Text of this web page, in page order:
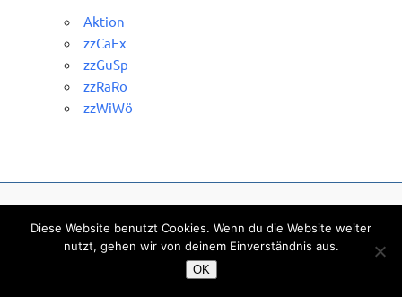
Aktion
zzCaEx
zzGuSp
zzRaRo
zzWiWö
Datenschutzerklärung
Diese Website benutzt Cookies. Wenn du die Website weiter
nutzt, gehen wir von deinem Einverständnis aus.
OK